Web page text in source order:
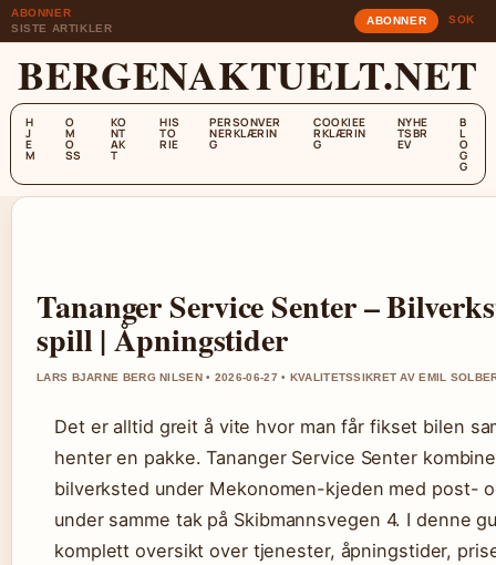
ABONNER
SISTE ARTIKLER
ABONNER SOK
BERGENAKTUELT.NET
H
J
E
M
O
M
O
SS
KO
NT
AK
T
HIS
TO
RIE
PERSONVER
NERKLÆRIN
G
COOKIEE
RKLÆRIN
G
NYHE
TSBR
EV
B
L
O
G
G
Tananger Service Senter –
spill | Åpningstider
LARS BJARNE BERG NILSEN • 2026-06-27 • KVALITETSSIKRET AV EMIL
Det er alltid greit å vite hvor man får fikset bilen
henter en pakke. Tananger Service Senter
bilverksted under Mekonomen-kjeden med post-
under samme tak på Skibmannsvegen 4. I denne
komplett oversikt over tjenester, åpningstider,